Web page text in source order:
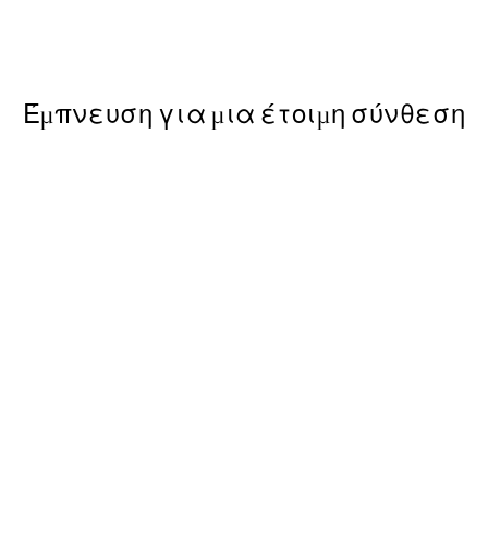
Έμπνευση για μια έτοιμη σύνθεση